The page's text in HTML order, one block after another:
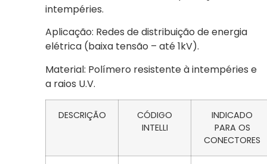
intempéries.
Aplicação: Redes de distribuição de energia
elétrica (baixa tensão – até 1kV).
Material: Polímero resistente à intempéries e
a raios U.V.
DESCRIÇÃO
CÓDIGO
INTELLI
INDICADO
PARA OS
CONECTORES